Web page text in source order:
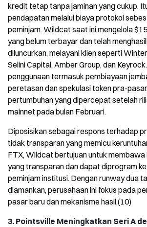
kredit tetap tanpa jaminan yang cukup.
pendapatan melalui biaya protokol
peminjam. Wildcat saat ini mengelola
yang belum terbayar dan telah
diluncurkan, melayani klien seperti
Selini Capital, Amber Group, dan
penggunaan termasuk pembiayaan
peretasan dan spekulasi token pra-
pertumbuhan yang dipercepat setelah
mainnet pada bulan Februari.
Diposisikan sebagai respons terhadap
tidak transparan yang memicu
FTX, Wildcat bertujuan untuk
yang transparan dan dapat diprogram
peminjam institusi. Dengan runway dua
diamankan, perusahaan ini fokus pada
pasar baru dan mekanisme hasil.(10)
3. Pointsville Meningkatkan Seri A